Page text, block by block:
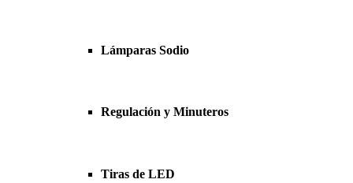
Lámparas Sodio
Regulación y Minuteros
Tiras de LED